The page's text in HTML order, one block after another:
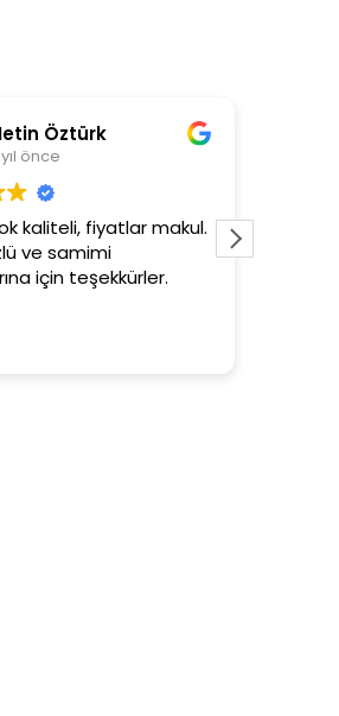
Öztürk
kaliteli, fiyatlar makul.
ve samimi
için teşekkürler.
3+1 evin
tutar